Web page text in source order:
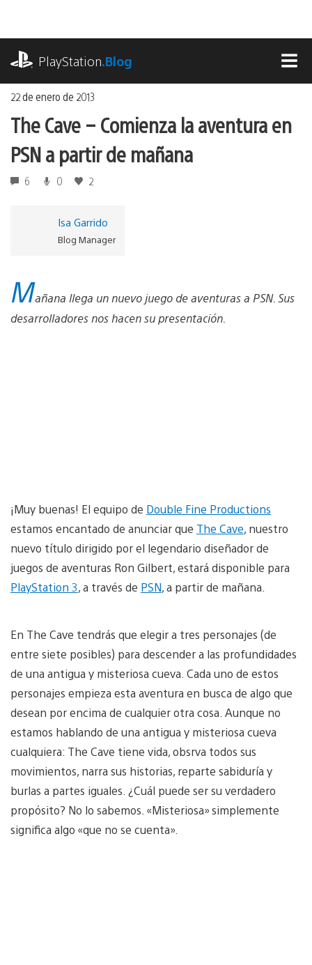
contenido
PlayStation.Blog
22 de enero de 2013
The Cave – Comienza la aventura en
PSN a partir de mañana
6 0 2
Isa Garrido
Blog Manager
Mañana llega un nuevo juego de aventuras a PSN. Sus
desarrolladores nos hacen su presentación.
¡Muy buenas! El equipo de Double Fine Productions
estamos encantado de anunciar que The Cave, nuestro
nuevo título dirigido por el legendario diseñador de
juegos de aventuras Ron Gilbert, estará disponible para
PlayStation 3, a través de PSN, a partir de mañana.
En The Cave tendrás que elegir a tres personajes (de
entre siete posibles) para descender a las profundidades
de una antigua y misteriosa cueva. Cada uno de estos
personajes empieza esta aventura en busca de algo que
desean por encima de cualquier otra cosa. Aunque no
estamos hablando de una antigua y misteriosa cueva
cualquiera: The Cave tiene vida, obsrva todos sus
movimientos, narra sus historias, reparte sabiduría y
burlas a partes iguales. ¿Cuál puede ser su verdadero
propósito? No lo sabemos. «Misteriosa» simplemente
significa algo «que no se cuenta».